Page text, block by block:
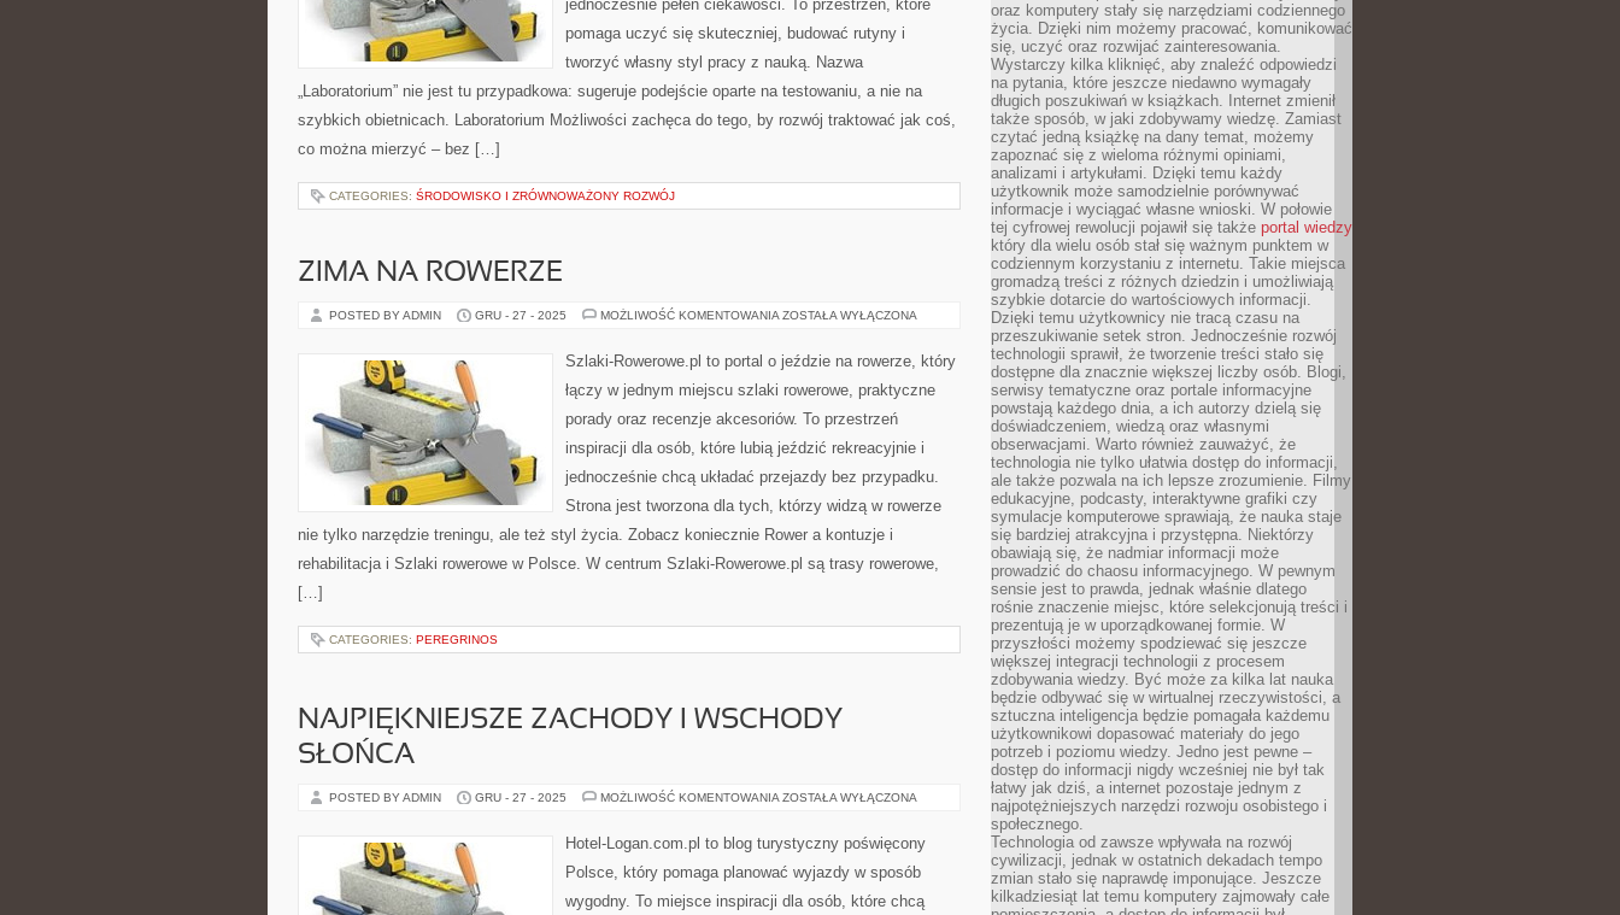
jednocześnie pełen ciekawości. To przestrzeń, które
pomaga uczyć się skuteczniej, budować rutyny i
tworzyć własny styl pracy z nauką. Nazwa
„Laboratorium” nie jest tu przypadkowa: sugeruje podejście oparte na testowaniu, a nie na
szybkich obietnicach. Laboratorium Możliwości zachęca do tego, by rozwój traktować jak coś,
co można mierzyć – bez […]
CATEGORIES: ŚRODOWISKO I ZRÓWNOWAŻONY ROZWÓJ
ZIMA NA ROWERZE
POSTED BY ADMIN GRU - 27 - 2025 MOŻLIWOŚĆ KOMENTOWANIA ZIMA
ZOSTAŁA WYŁĄCZONA
Szlaki-Rowerowe.pl to portal o jeździe na rowerze, który
łączy w jednym miejscu szlaki rowerowe, praktyczne
porady oraz recenzje akcesoriów. To przestrzeń
inspiracji dla osób, które lubią jeździć rekreacyjnie i
jednocześnie chcą układać przejazdy bez przypadku.
Strona jest tworzona dla tych, którzy widzą w rowerze
nie tylko narzędzie treningu, ale też styl życia. Zobacz koniecznie Rower a kontuzje i
rehabilitacja i Szlaki rowerowe w Polsce. W centrum Szlaki-Rowerowe.pl są trasy rowerowe,
[…]
CATEGORIES: PEREGRINOS
NAJPIĘKNIEJSZE ZACHODY I WSCHODY
SŁOŃCA
POSTED BY ADMIN GRU - 27 - 2025 MOŻLIWOŚĆ KOMENTOWANIA NAJPIĘKNIEJSZE
WSCHODY
SŁOŃCA
ZOSTAŁA WYŁĄCZONA
Hotel-Logan.com.pl to blog turystyczny poświęcony
Polsce, który pomaga planować wyjazdy w sposób
wygodny. To miejsce inspiracji dla osób, które chcą
oraz komputery stały się narzędziami codziennego
życia. Dzięki nim możemy pracować, komunikować
się, uczyć oraz rozwijać zainteresowania.
Wystarczy kilka kliknięć, aby znaleźć odpowiedzi
na pytania, które jeszcze niedawno wymagały
długich poszukiwań w książkach. Internet zmienił
także sposób, w jaki zdobywamy wiedzę. Zamiast
czytać jedną książkę na dany temat, możemy
zapoznać się z wieloma różnymi opiniami,
analizami i artykułami. Dzięki temu każdy
użytkownik może samodzielnie porównywać
informacje i wyciągać własne wnioski. W połowie
tej cyfrowej rewolucji pojawił się także portal wiedzy
który dla wielu osób stał się ważnym punktem w
codziennym korzystaniu z internetu. Takie miejsca
gromadzą treści z różnych dziedzin i umożliwiają
szybkie dotarcie do wartościowych informacji.
Dzięki temu użytkownicy nie tracą czasu na
przeszukiwanie setek stron. Jednocześnie rozwój
technologii sprawił, że tworzenie treści stało się
dostępne dla znacznie większej liczby osób. Blogi,
serwisy tematyczne oraz portale informacyjne
powstają każdego dnia, a ich autorzy dzielą się
doświadczeniem, wiedzą oraz własnymi
obserwacjami. Warto również zauważyć, że
technologia nie tylko ułatwia dostęp do informacji,
ale także pozwala na ich lepsze zrozumienie. Filmy
edukacyjne, podcasty, interaktywne grafiki czy
symulacje komputerowe sprawiają, że nauka staje
się bardziej atrakcyjna i przystępna. Niektórzy
obawiają się, że nadmiar informacji może
prowadzić do chaosu informacyjnego. W pewnym
sensie jest to prawda, jednak właśnie dlatego
rośnie znaczenie miejsc, które selekcjonują treści i
prezentują je w uporządkowanej formie. W
przyszłości możemy spodziewać się jeszcze
większej integracji technologii z procesem
zdobywania wiedzy. Być może za kilka lat nauka
będzie odbywać się w wirtualnej rzeczywistości, a
sztuczna inteligencja będzie pomagała każdemu
użytkownikowi dopasować materiały do jego
potrzeb i poziomu wiedzy. Jedno jest pewne –
dostęp do informacji nigdy wcześniej nie był tak
łatwy jak dziś, a internet pozostaje jednym z
najpotężniejszych narzędzi rozwoju osobistego i
społecznego.
Technologia od zawsze wpływała na rozwój
cywilizacji, jednak w ostatnich dekadach tempo
zmian stało się naprawdę imponujące. Jeszcze
kilkadziesiąt lat temu komputery zajmowały całe